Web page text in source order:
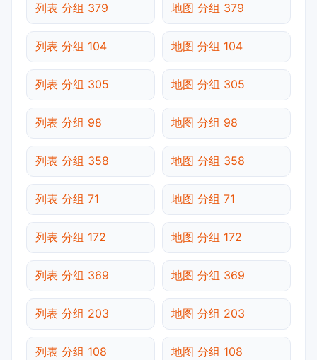
列表 分组 379 地图 分组 379
列表 分组 104 地图 分组 104
列表 分组 305 地图 分组 305
列表 分组 98 地图 分组 98
列表 分组 358 地图 分组 358
列表 分组 71 地图 分组 71
列表 分组 172 地图 分组 172
列表 分组 369 地图 分组 369
列表 分组 203 地图 分组 203
列表 分组 108 地图 分组 108